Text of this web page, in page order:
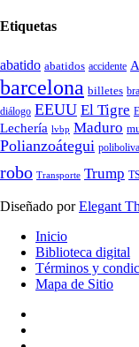
Etiquetas
abatido abatidos accidente
barcelona billetes
diálogo EEUU El Tigre
Lechería lvbp Maduro
Polianzoátegui
robo Transporte Trump
Diseñado porElegant
Inicio
Biblioteca digital
Términos y
Mapa de Sitio